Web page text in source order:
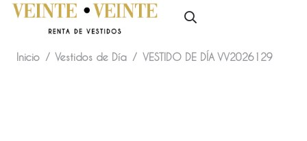
Inicio / Vestidos de Día / VESTIDO DE DÍA VV2026129